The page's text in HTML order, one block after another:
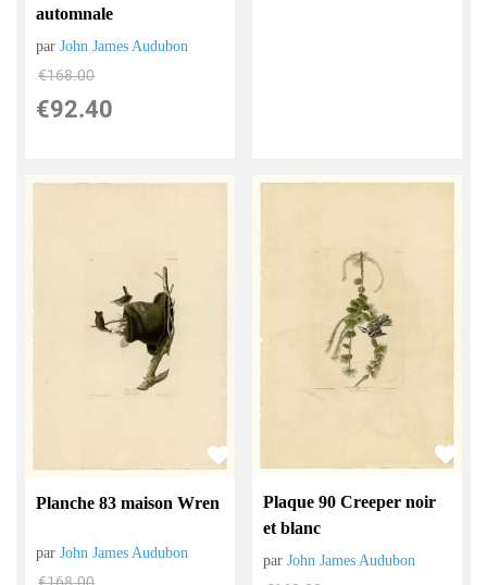
automnale
parJohn James Audubon
€168.00
€92.40
Planche 83 maison Wren
parJohn James Audubon
Plaque 90 Creeper noir
et blanc
parJohn James Audubon